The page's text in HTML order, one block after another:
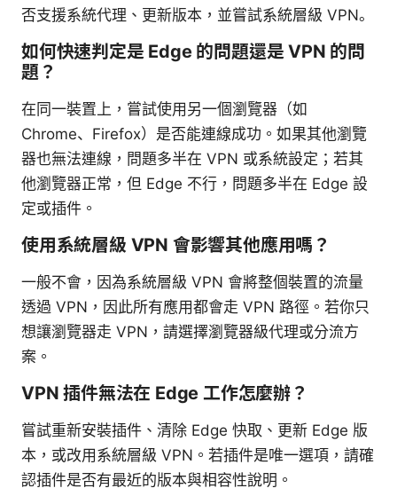
否支援系統代理、更新版本，並嘗試系統層級 VPN。
如何快速判定是 Edge 的問題還是 VPN 的問
題？
在同一裝置上，嘗試使用另一個瀏覽器（如
Chrome、Firefox）是否能連線成功。如果其他瀏覽
器也無法連線，問題多半在 VPN 或系統設定；若其
他瀏覽器正常，但 Edge 不行，問題多半在 Edge 設
定或插件。
使用系統層級 VPN 會影響其他應用嗎？
一般不會，因為系統層級 VPN 會將整個裝置的流量
透過 VPN，因此所有應用都會走 VPN 路徑。若你只
想讓瀏覽器走 VPN，請選擇瀏覽器級代理或分流方
案。
VPN 插件無法在 Edge 工作怎麼辦？
嘗試重新安裝插件、清除 Edge 快取、更新 Edge 版
本，或改用系統層級 VPN。若插件是唯一選項，請確
認插件是否有最近的版本與相容性說明。